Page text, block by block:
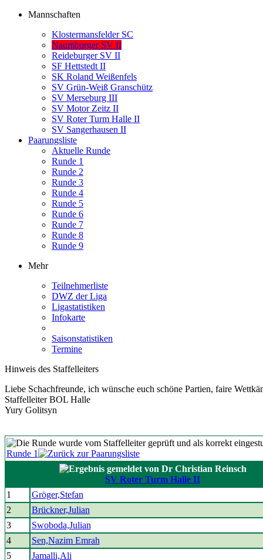
Mannschaften
Klostermansfelder SC
Naumburger SV II
Reideburger SV II
SF Hettstedt II
SK Roland Weißenfels
SV Grün-Weiß Granschütz
SV Merseburg III
SV Motor Zeitz II
SV Roter Turm Halle II
SV Sangerhausen II
Paarungsliste
Aktuelle Runde
Runde 1
Runde 2
Runde 3
Runde 4
Runde 5
Runde 6
Runde 7
Runde 8
Runde 9
Mehr
Teilnehmerliste
DWZ der Liga
Ligastatistiken
Infokarte
Saisonstatistiken
Termine
Hinweis des Staffelleiters
Liebe Schachfreunde, ich wünsche euch schöne Partien, faire
Staffelleiter BOL Halle
Yury Golitsyn
Runde 1
SV Roter Turm Halle II
1
Gröger,Stefan
2
Brückner,Julian
3
Swoboda,Julian
4
Sen,Nazim Emrah
5
Jamalli,Ali